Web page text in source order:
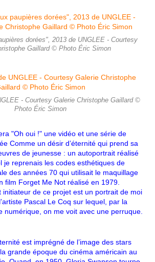
dorées", 2013 de UNGLEE - Courtesy
Gaillard © Photo Éric Simon
- Courtesy Galerie Christophe Gaillard ©
Photo Éric Simon
"Oh oui !" une vidéo et une série de
Comme un désir d’éternité qui prend sa
de jeunesse : un autoportrait réalisé
je reprenais les codes esthétiques de
des années 70 qui utilisait le maquillage
film Forget Me Not réalisé en 1979.
initiateur de ce projet est un portrait de moi
Pascal Le Coq sur lequel, par la
numérique, on me voit avec une perruque.
est imprégné de l’image des stars
grande époque du cinéma américain au